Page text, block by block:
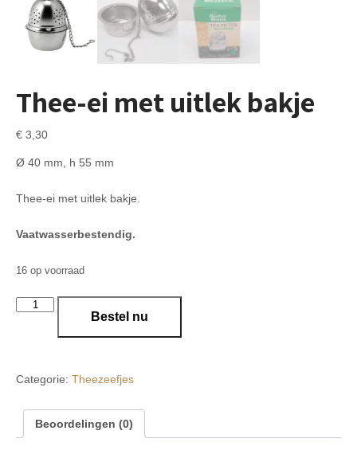
Thee-ei met uitlek bakje
€ 3,30
Ø 40 mm, h 55 mm
Thee-ei met uitlek bakje.
Vaatwasserbestendig.
16 op voorraad
Thee-
aantal
Bestel nu
Categorie: Theezeefjes
Beoordelingen (0)